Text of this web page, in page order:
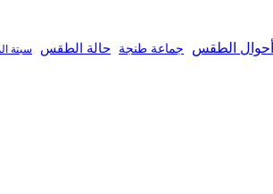
الطقس جماعة طنجة حالة الطقس سبتة